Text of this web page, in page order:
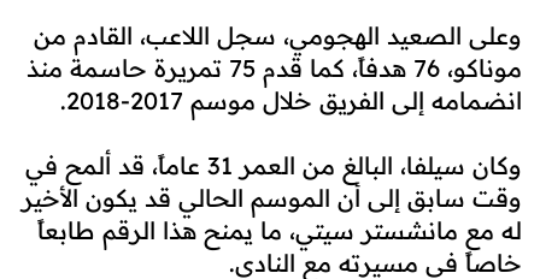
وعلى الصعيد الهجومي، سجل اللاعب، القادم من
موناكو، 76 هدفاً، كما قدم 75 تمريرة حاسمة منذ
انضمامه إلى الفريق خلال موسم 2017-2018.
وكان سيلفا، البالغ من العمر 31 عاماً، قد ألمح في
وقت سابق إلى أن الموسم الحالي قد يكون الأخير
له مع مانشستر سيتي، ما يمنح هذا الرقم طابعاً
خاصاً في مسيرته مع النادي.